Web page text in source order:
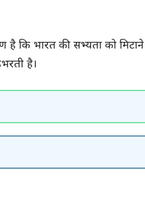
है कि भारत की सभ्यता को
है।